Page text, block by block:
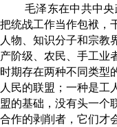
毛泽东在中共中
把统战工作当作包袱，
人物、知识分子和宗教
产阶级、农民、手工业
时期存在两种不同类型
人民的联盟；一种是工
盟的基础，没有头一个
合作的剥削者，它们才